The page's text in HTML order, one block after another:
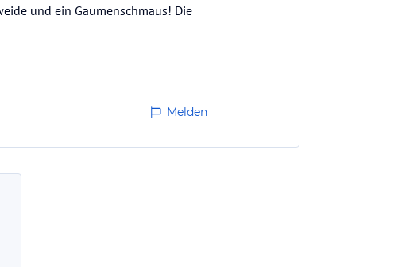
und ein Gaumenschmaus! Die
Melden